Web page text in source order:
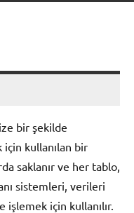
bir şekilde
kullanılan bir
saklanır ve her tablo,
sistemleri, verileri
işlemek için kullanılır.